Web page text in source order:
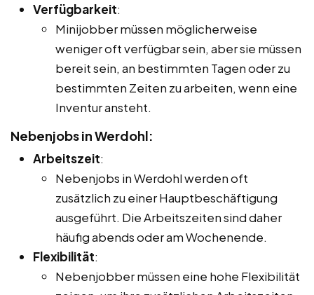
Verfügbarkeit:
Minijobber müssen möglicherweise
weniger oft verfügbar sein, aber sie müssen
bereit sein, an bestimmten Tagen oder zu
bestimmten Zeiten zu arbeiten, wenn eine
Inventur ansteht.
Nebenjobs in Werdohl:
Arbeitszeit:
Nebenjobs in Werdohl werden oft
zusätzlich zu einer Hauptbeschäftigung
ausgeführt. Die Arbeitszeiten sind daher
häufig abends oder am Wochenende.
Flexibilität:
Nebenjobber müssen eine hohe Flexibilität